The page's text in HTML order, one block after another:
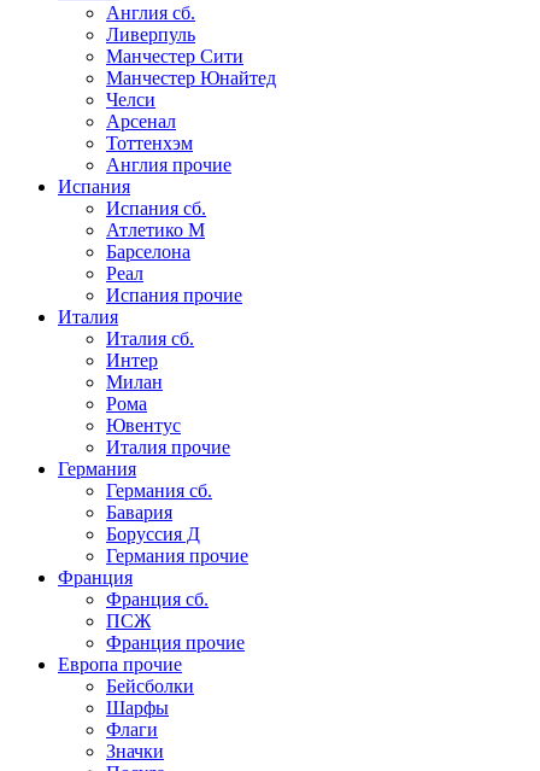
Англия сб.
Ливерпуль
Манчестер Сити
Манчестер Юнайтед
Челси
Арсенал
Тоттенхэм
Англия прочие
Испания
Испания сб.
Атлетико М
Барселона
Реал
Испания прочие
Италия
Италия сб.
Интер
Милан
Рома
Ювентус
Италия прочие
Германия
Германия сб.
Бавария
Боруссия Д
Германия прочие
Франция
Франция сб.
ПСЖ
Франция прочие
Европа прочие
Бейсболки
Шарфы
Флаги
Значки